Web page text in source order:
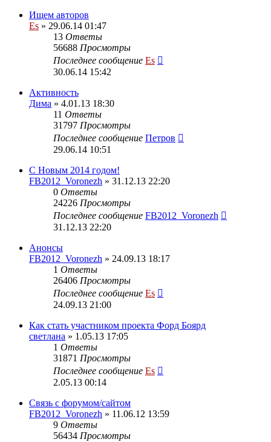
Ищем авторов
Es » 29.06.14 01:47
13 Ответы
56688 Просмотры
Последнее сообщение Es
30.06.14 15:42
Активность
Дима » 4.01.13 18:30
11 Ответы
31797 Просмотры
Последнее сообщение Петров
29.06.14 10:51
С Новым 2014 годом!
FB2012_Voronezh » 31.12.13 22:20
0 Ответы
24226 Просмотры
Последнее сообщение FB2012_Voronezh
31.12.13 22:20
Анонсы
FB2012_Voronezh » 24.09.13 18:17
1 Ответы
26406 Просмотры
Последнее сообщение Es
24.09.13 21:00
Как стать участником проекта Форд Боярд
светлана » 1.05.13 17:05
1 Ответы
31871 Просмотры
Последнее сообщение Es
2.05.13 00:14
Cвязь с форумом/сайтом
FB2012_Voronezh » 11.06.12 13:59
9 Ответы
56434 Просмотры